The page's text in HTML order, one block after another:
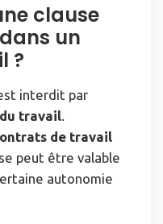
clause
un
?
interdit par
travail.
de travail
peut être valable
autonomie